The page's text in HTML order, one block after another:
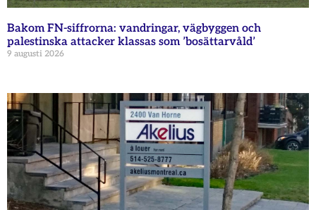
Bakom FN-siffrorna: vandringar, vägbyggen och
palestinska attacker klassas som ’bosättarvåld’
9 augusti 2026